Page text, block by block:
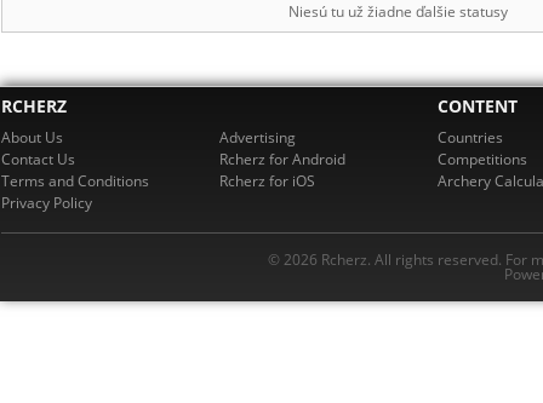
Niesú tu už žiadne ďalšie statusy
RCHERZ
About Us
Contact Us
Terms and Conditions
Privacy Policy
Advertising
Rcherz for Android
Rcherz for iOS
CONTENT
Countries
Competitions
Archery
© 2026 Rcherz. All rights reserved. For